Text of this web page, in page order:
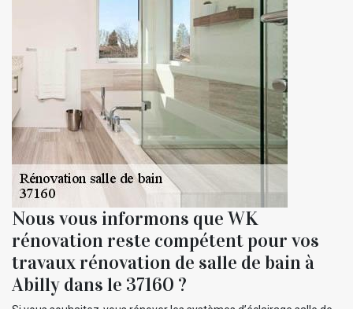
Nous vous informons que WK
rénovation reste compétent pour vos
travaux rénovation de salle de bain à
Abilly dans le 37160 ?